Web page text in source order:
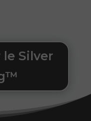
le Silver